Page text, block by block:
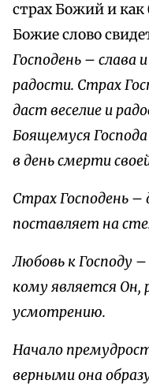
страх Божий и
Божие слово
Господень – слава
радости. Страх
даст веселие и
Боящемуся
в день смерти
Страх Господень –
поставляет на
Любовь к Господу
кому является Он,
усмотрению.
Начало
верными она